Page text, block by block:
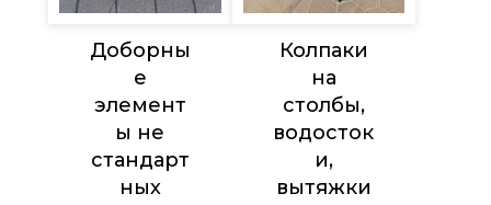
Доборны
е
элемент
ы не
стандарт
ных
Колпаки
на
столбы,
водосток
и,
вытяжки